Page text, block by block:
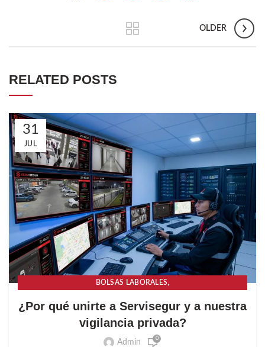
OLDER
RELATED POSTS
31
JUL
BOLSAS LABORALES,
BOLSAS LABORALES TRABAJO DE SEGURIDAD,
CAPACITACIONES EN SEGURIDAD,EMPRESAS DE SEGURIDAD
EMPRESAS DE VIGILANCIA, SEGURIDAD PRIVADA
¿Por qué unirte a Servisegur y a nuestra
vigilancia privada?
Admin 0